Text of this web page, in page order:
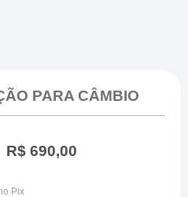
PARA CÂMBIO
R$690,00
Pix